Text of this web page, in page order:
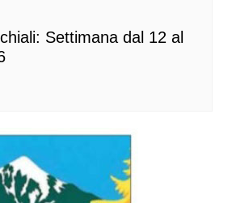
Settimana dal 12 al